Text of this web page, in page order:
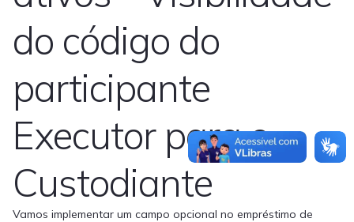
do código do
participante
Executor para o
Custodiante
Vamos implementar um campo opcional no empréstimo de